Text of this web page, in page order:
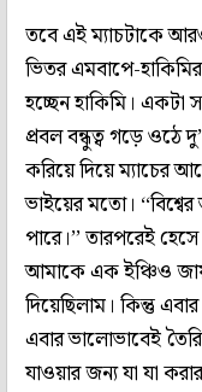
তবে এই ম্যাচটাকে
ভিতর এমবাপে-
হচ্ছেন হাকিমি।
প্রবল বন্ধুত্ব গড়ে ওঠে
করিয়ে দিয়ে ম্যাচের
ভাইয়ের মতো।
পারে।’’ তারপরেই
আমাকে এক ইঞ্চিও
দিয়েছিলাম। কিন্তু
এবার ভালোভাবেই
যাওয়ার জন্য যা যা